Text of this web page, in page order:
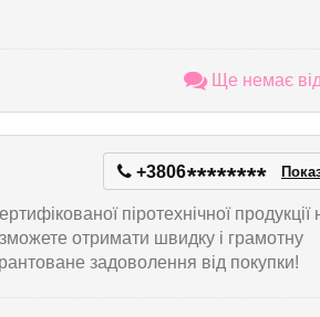
Ще немає
+3806********
піротехнічної продукції
отримати швидку і грамотну
задоволення від покупки!